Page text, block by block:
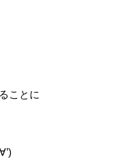
ことに